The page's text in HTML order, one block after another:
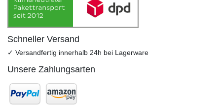
Schneller Versand
✓ Versandfertig innerhalb 24h bei Lagerware
Unsere Zahlungsarten